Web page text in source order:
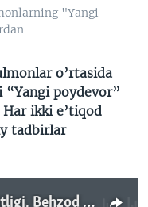
"Yangi
o’rtasida
“Yangi poydevor”
ikki e’tiqod
tadbirlar
Musulmon va yahudiylar do'stligi, Behzod Muhammadiy